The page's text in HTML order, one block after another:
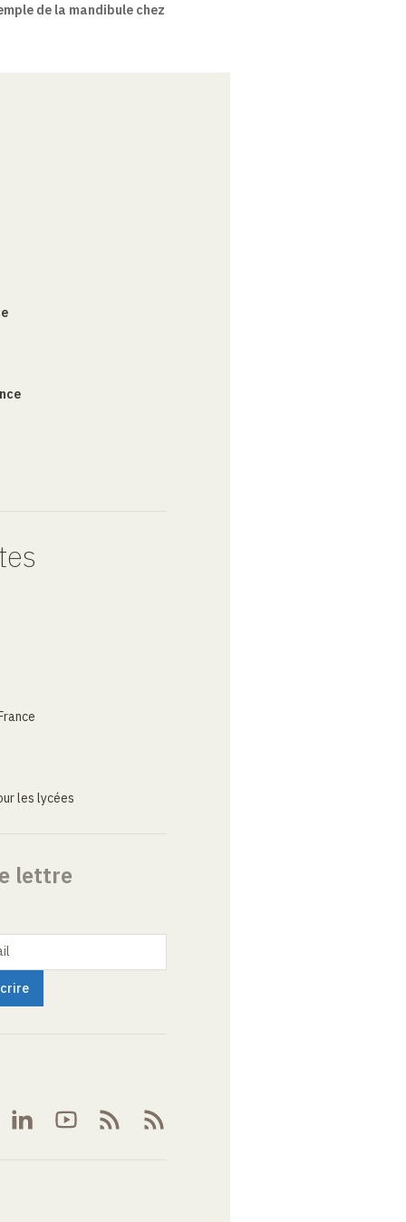
de la mandibule chez
les lycées
lettre